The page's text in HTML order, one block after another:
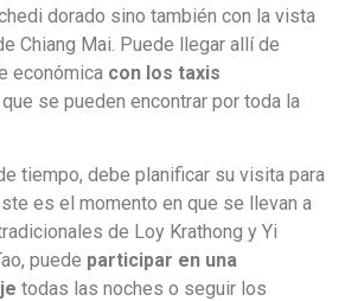
dorado sino también con la vista
Chiang Mai. Puede llegar allí de
económica con los taxis
que se pueden encontrar por toda la
tiempo, debe planificar su visita para
es el momento en que se llevan a
de Loy Krathong y Yi
puede participar en una
todas las noches o seguir los